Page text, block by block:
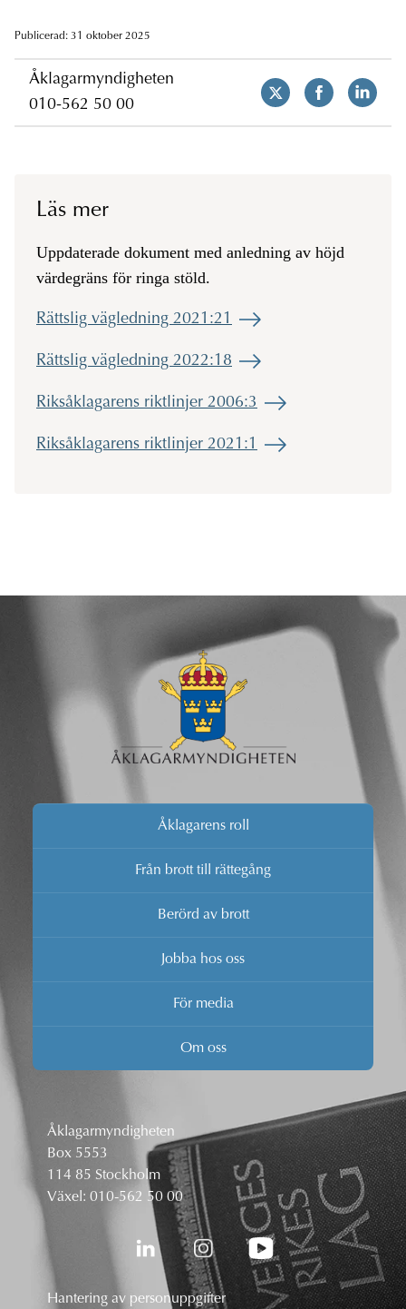
Publicerad: 31 oktober 2025
Åklagarmyndigheten
010-562 50 00
Läs mer
Uppdaterade dokument med anledning av höjd
värdegräns för ringa stöld.
Rättslig vägledning 2021:21
Rättslig vägledning 2022:18
Riksåklagarens riktlinjer 2006:3
Riksåklagarens riktlinjer 2021:1
Åklagarens roll
Från brott till rättegång
Berörd av brott
Jobba hos oss
För media
Om oss
Åklagarmyndigheten
Box 5553
114 85 Stockholm
Växel: 010-562 50 00
Hantering av personuppgifter